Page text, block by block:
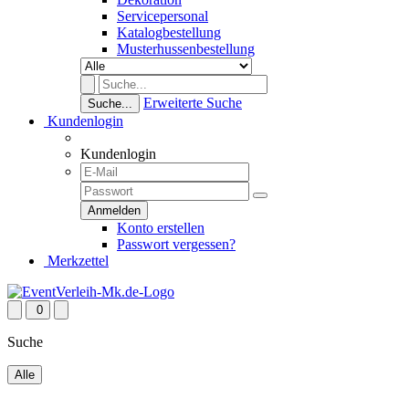
Servicepersonal
Katalogbestellung
Musterhussenbestellung
Suche...
Erweiterte Suche
Kundenlogin
Kundenlogin
Konto erstellen
Passwort vergessen?
Merkzettel
0
Suche
Alle